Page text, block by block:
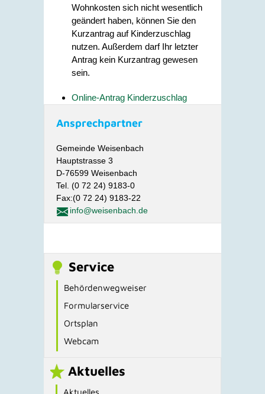
Wohnkosten sich nicht wesentlich
geändert haben, können Sie den
Kurzantrag auf Kinderzuschlag
nutzen. Außerdem darf Ihr letzter
Antrag kein Kurzantrag gewesen
sein.
Online-Antrag Kinderzuschlag
Ansprechpartner
Gemeinde Weisenbach
Hauptstrasse 3
D-76599 Weisenbach
Tel. (0 72 24) 9183-0
Fax:(0 72 24) 9183-22
info@weisenbach.de
Service
Behördenwegweiser
Formularservice
Ortsplan
Webcam
Aktuelles
Aktuelles